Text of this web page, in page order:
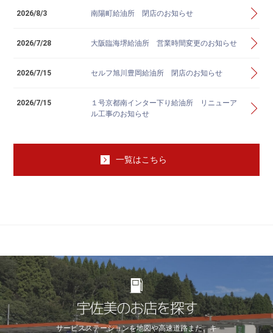
2026/8/3 南陽町給油所 閉店のお知らせ
2026/7/28 大阪臨海堺給油所 営業時間変更のお知らせ
2026/7/15 セルフ旭川豊岡給油所 閉店のお知らせ
2026/7/15
１号京都南インター下り給油所 リニューア
ル工事のお知らせ
一覧はこちら
宇佐美のお店を探す
サービスステーションを地図や高速道路また、キ